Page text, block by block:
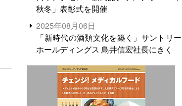
秋冬」表彰式を開催
2025年08月06日
「新時代の酒類文化を築く」サントリー
ホールディングス 鳥井信宏社長にきく